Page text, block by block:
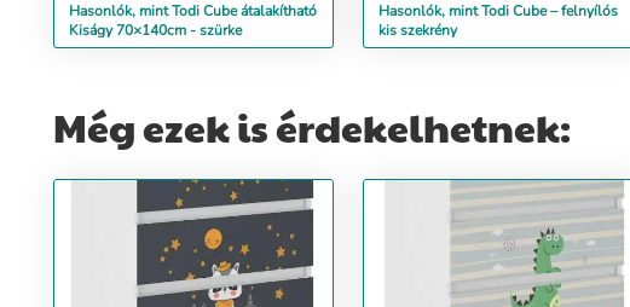
Hasonlók, mint Todi Cube átalakítható
Kiságy 70×140cm - szürke
Hasonlók, mint Todi Cube – felnyílós
kis szekrény
Még ezek is érdekelhetnek: